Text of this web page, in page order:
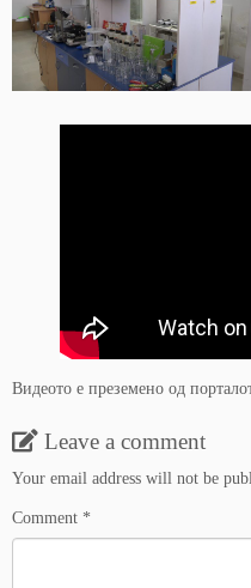
Видеото е преземено од
Leave a comment
Your email address will not be
Comment *